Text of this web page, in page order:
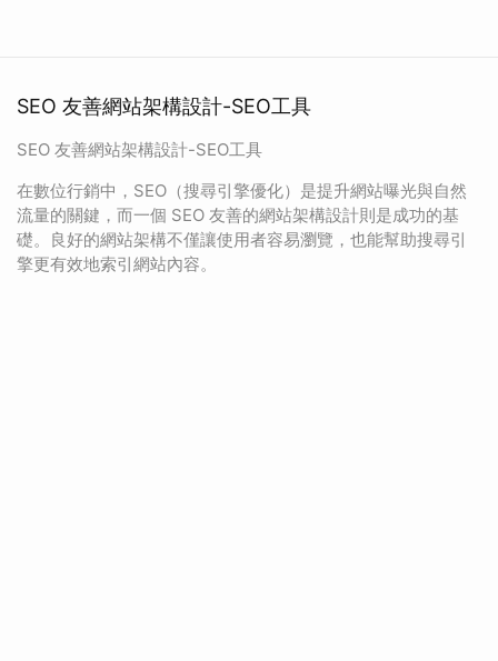
SEO 友善網站架構設計-SEO工具
SEO 友善網站架構設計-SEO工具
在數位行銷中，SEO（搜尋引擎優化）是提升網站曝光與自然
流量的關鍵，而一個 SEO 友善的網站架構設計則是成功的基
礎。良好的網站架構不僅讓使用者容易瀏覽，也能幫助搜尋引
擎更有效地索引網站內容。